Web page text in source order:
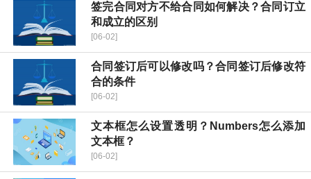
签完合同对方不给合同如何解决？合同订立
和成立的区别
[06-02]
合同签订后可以修改吗？合同签订后修改符
合的条件
[06-02]
文本框怎么设置透明？Numbers怎么添加
文本框？
[06-02]